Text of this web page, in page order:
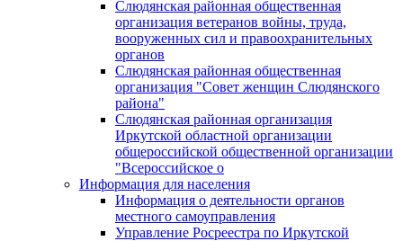
Слюдянская районная общественная
организация ветеранов войны, труда,
вооруженных сил и правоохранительных
органов
Слюдянская районная общественная
организация "Совет женщин Слюдянского
района"
Слюдянская районная организация
Иркутской областной организации
общероссийской общественной организации
"Всероссийское о
Информация для населения
Информация о деятельности органов
местного самоуправления
Управление Росреестра по Иркутской